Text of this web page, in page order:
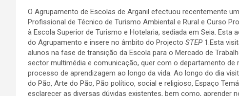
O Agrupamento de Escolas de Arganil efectuou recentemente
Profissional de Técnico de Turismo Ambiental e Rural e Curso
à Escola Superior de Turismo e Hotelaria, sediada em Seia. Esta
do Agrupamento e insere no âmbito do Projecto STEP 1.Esta
alunos na fase de transição da Escola para o Mercado de
sector multimédia e comunicação, quer com o departamento
processo de aprendizagem ao longo da vida. Ao longo do dia
do Pão, Arte do Pão, Pão político, social e religioso, Espaço
esclarecer as diversas dúvidas existentes, bem como,